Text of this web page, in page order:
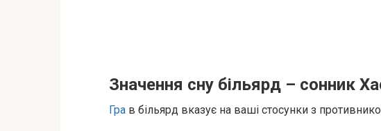
Значення сну більярд – сонник
Гра в більярд вказує на ваші стосунки з